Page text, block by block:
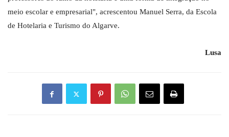
meio escolar e empresarial", acrescentou Manuel Serra, da Escola
de Hotelaria e Turismo do Algarve.
Lusa